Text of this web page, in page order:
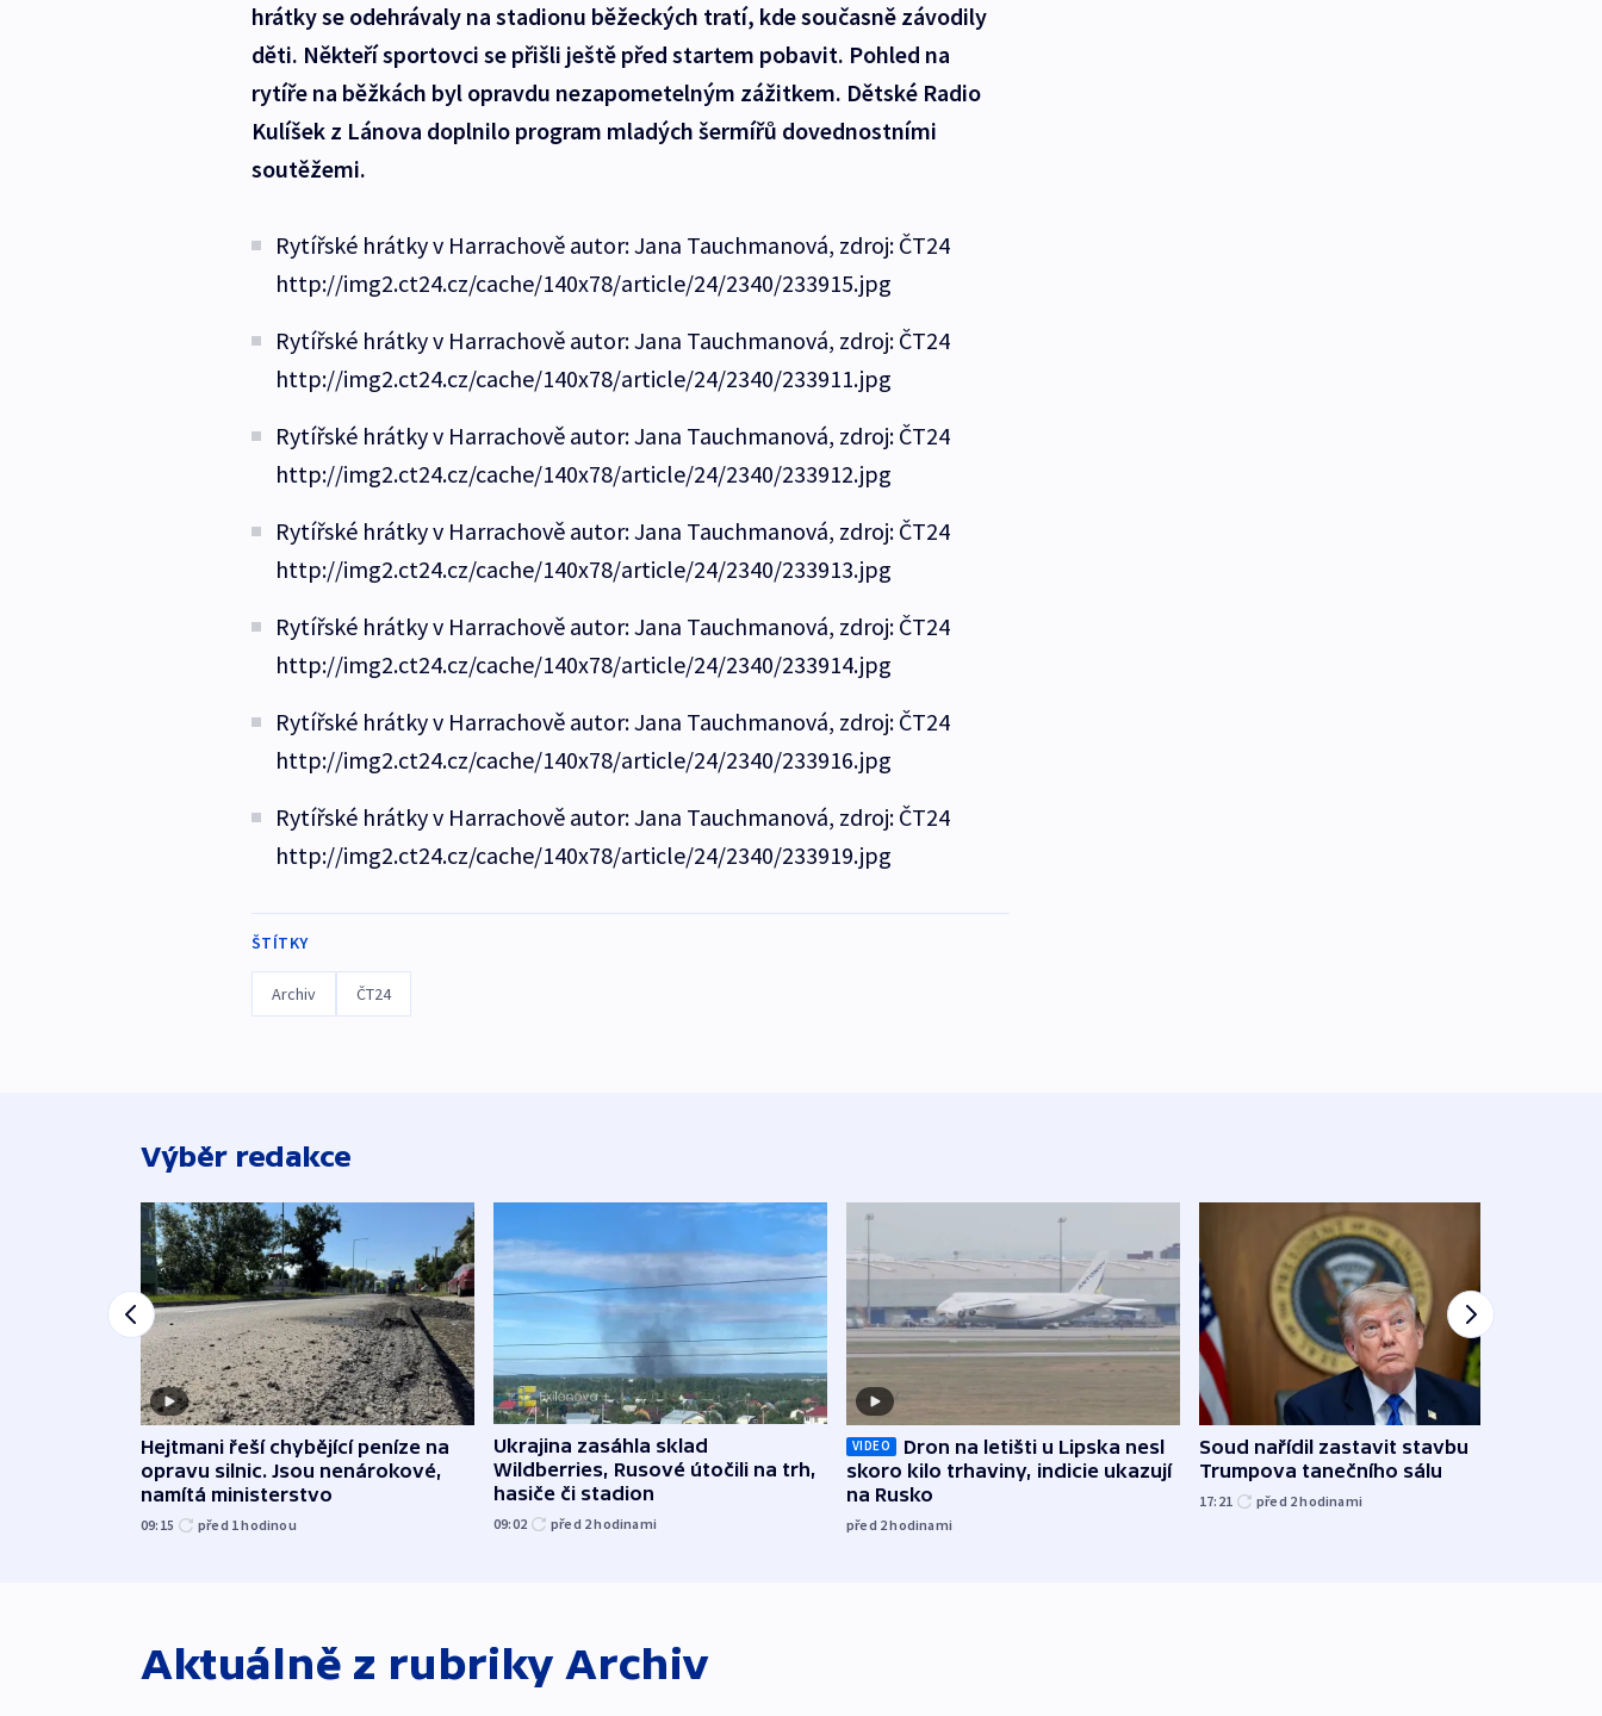
hrátky se odehrávaly na stadionu běžeckých tratí, kde současně závodily
děti. Někteří sportovci se přišli ještě před startem pobavit. Pohled na
rytíře na běžkách byl opravdu nezapometelným zážitkem. Dětské Radio
Kulíšek z Lánova doplnilo program mladých šermířů dovednostními
soutěžemi.
Rytířské hrátky v Harrachově autor: Jana Tauchmanová, zdroj: ČT24
http://img2.ct24.cz/cache/140x78/article/24/2340/233915.jpg
Rytířské hrátky v Harrachově autor: Jana Tauchmanová, zdroj: ČT24
http://img2.ct24.cz/cache/140x78/article/24/2340/233911.jpg
Rytířské hrátky v Harrachově autor: Jana Tauchmanová, zdroj: ČT24
http://img2.ct24.cz/cache/140x78/article/24/2340/233912.jpg
Rytířské hrátky v Harrachově autor: Jana Tauchmanová, zdroj: ČT24
http://img2.ct24.cz/cache/140x78/article/24/2340/233913.jpg
Rytířské hrátky v Harrachově autor: Jana Tauchmanová, zdroj: ČT24
http://img2.ct24.cz/cache/140x78/article/24/2340/233914.jpg
Rytířské hrátky v Harrachově autor: Jana Tauchmanová, zdroj: ČT24
http://img2.ct24.cz/cache/140x78/article/24/2340/233916.jpg
Rytířské hrátky v Harrachově autor: Jana Tauchmanová, zdroj: ČT24
http://img2.ct24.cz/cache/140x78/article/24/2340/233919.jpg
ŠTÍTKY
Archiv ČT24
Výběr redakce
Hejtmani řeší chybějící peníze na
opravu silnic. Jsou nenárokové,
namítá ministerstvo
09:15 před 1hodinou
Ukrajina zasáhla sklad
Wildberries, Rusové útočili na trh,
hasiče či stadion
09:02 před 2hodinami
VIDEO
Dron na letišti u Lipska nesl
skoro kilo trhaviny, indicie ukazují
na Rusko
před 2hodinami
Soud nařídil zastavit stavbu
Trumpova tanečního sálu
17:21 před 2hodinami
Aktuálně z rubriky Archiv